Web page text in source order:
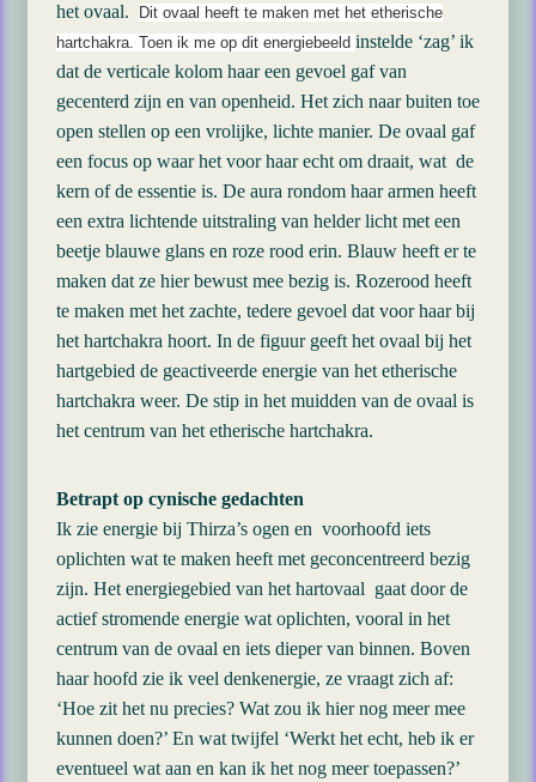
het ovaal.
Dit ovaal heeft te maken met het etherische
hartchakra. Toen ik me op dit energiebeeld instelde ‘zag’ ik
dat de verticale kolom haar een gevoel gaf van
gecenterd zijn en van openheid. Het zich naar buiten toe
open stellen op een vrolijke, lichte manier. De ovaal gaf
een focus op waar het voor haar echt om draait, wat de
kern of de essentie is. De aura rondom haar armen heeft
een extra lichtende uitstraling van helder licht met een
beetje blauwe glans en roze rood erin. Blauw heeft er te
maken dat ze hier bewust mee bezig is. Rozerood heeft
te maken met het zachte, tedere gevoel dat voor haar bij
het hartchakra hoort. In de figuur geeft het ovaal bij het
hartgebied de geactiveerde energie van het etherische
hartchakra weer. De stip in het muidden van de ovaal is
het centrum van het etherische hartchakra.
Betrapt op cynische gedachten
Ik zie energie bij Thirza’s ogen en voorhoofd iets
oplichten wat te maken heeft met geconcentreerd bezig
zijn. Het energiegebied van het hartovaal gaat door de
actief stromende energie wat oplichten, vooral in het
centrum van de ovaal en iets dieper van binnen. Boven
haar hoofd zie ik veel denkenergie, ze vraagt zich af:
‘Hoe zit het nu precies? Wat zou ik hier nog meer mee
kunnen doen?’ En wat twijfel ‘Werkt het echt, heb ik er
eventueel wat aan en kan ik het nog meer toepassen?’